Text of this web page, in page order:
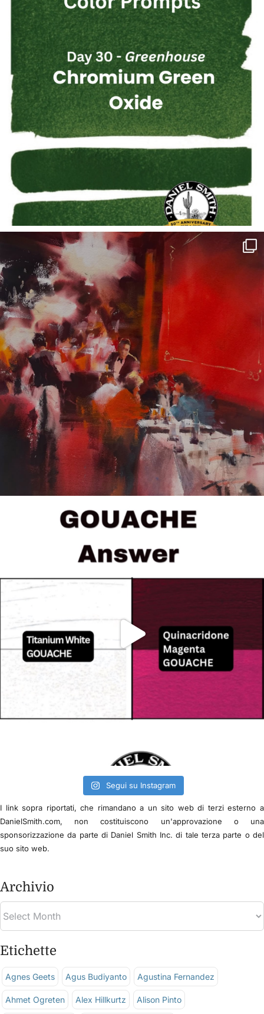
Segui su Instagram
I link sopra riportati, che rimandano a un sito web di terzi esterno a
DanielSmith.com, non costituiscono un'approvazione o una
sponsorizzazione da parte di Daniel Smith Inc. di tale terza parte o del
suo sito web.
Archivio
Etichette
Agnes Geets Agus Budiyanto Agustina Fernandez
Ahmet Ogreten Alex Hillkurtz Alison Pinto